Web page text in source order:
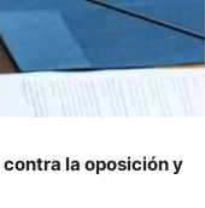
la oposición y